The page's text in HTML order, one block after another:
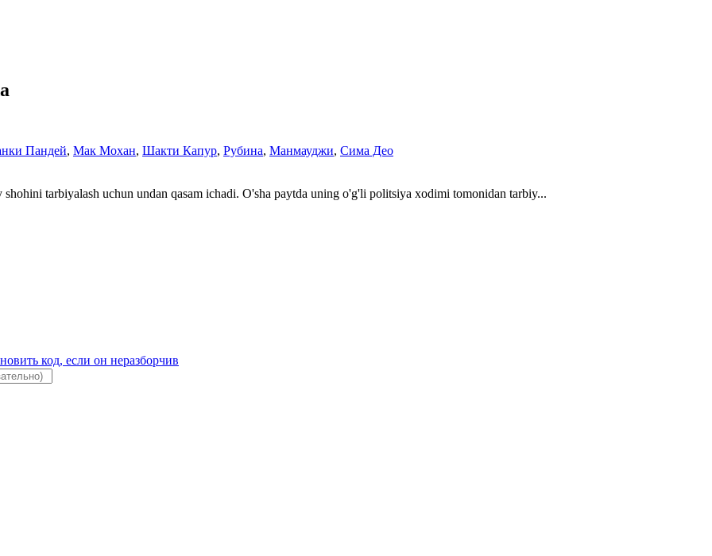
Пандей, Мак Мохан, Шакти Капур, Рубина, Манмауджи, Сима Део
tarbiyalash uchun undan qasam ichadi. O'sha paytda uning o'g'li politsiya xodimi tomonidan tarbiy...